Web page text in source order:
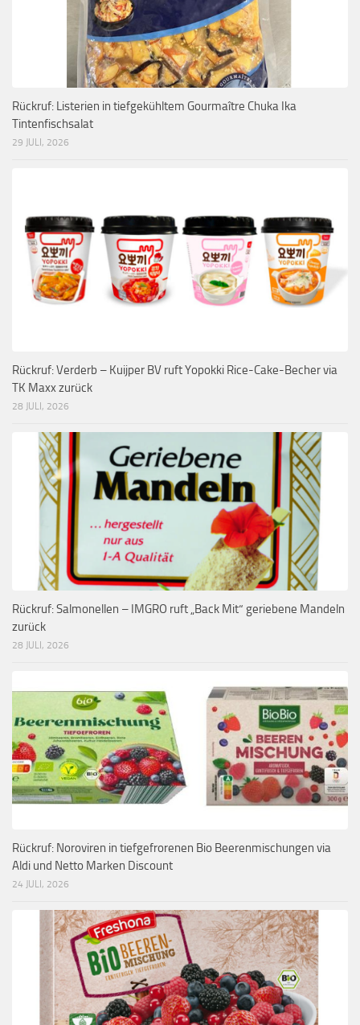
Rückruf: Listerien in tiefgekühltem Gourmaître Chuka Ika
Tintenfischsalat
29 JULI, 2026
Rückruf: Verderb – Kuijper BV ruft Yopokki Rice-Cake-Becher via
TK Maxx zurück
28 JULI, 2026
Rückruf: Salmonellen – IMGRO ruft „Back Mit“ geriebene Mandeln
zurück
28 JULI, 2026
Rückruf: Noroviren in tiefgefrorenen Bio Beerenmischungen via
Aldi und Netto Marken Discount
24 JULI, 2026